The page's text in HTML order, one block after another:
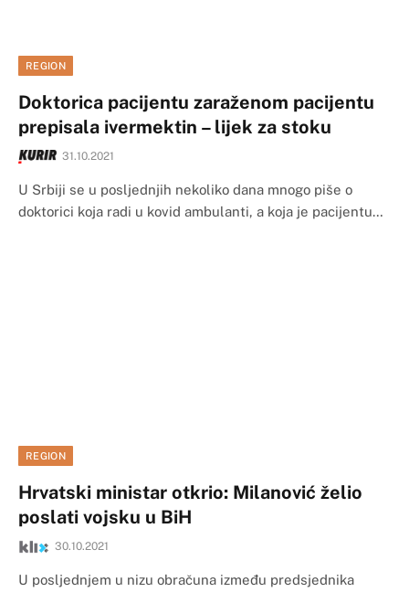
REGION
Doktorica pacijentu zaraženom pacijentu
prepisala ivermektin – lijek za stoku
31.10.2021
U Srbiji se u posljednjih nekoliko dana mnogo piše o
doktorici koja radi u kovid ambulanti, a koja je pacijentu…
REGION
Hrvatski ministar otkrio: Milanović želio
poslati vojsku u BiH
30.10.2021
U posljednjem u nizu obračuna između predsjednika